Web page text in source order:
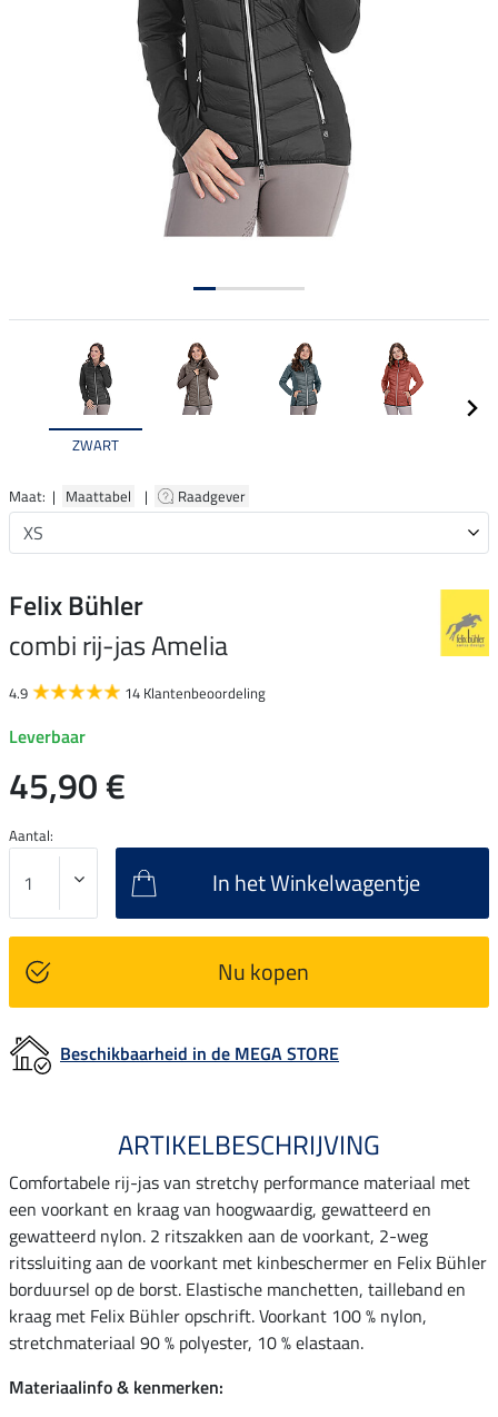
ZWART
Maat: | Maattabel | Raadgever
Felix Bühler
combi rij-jas Amelia
4.9 14 Klantenbeoordeling
Leverbaar
45,90 €
Aantal:
In het Winkelwagentje
Nu kopen
Beschikbaarheid in de MEGA STORE
ARTIKELBESCHRIJVING
Comfortabele rij-jas van stretchy performance materiaal met
een voorkant en kraag van hoogwaardig, gewatteerd en
gewatteerd nylon. 2 ritszakken aan de voorkant, 2-weg
ritssluiting aan de voorkant met kinbeschermer en Felix Bühler
borduursel op de borst. Elastische manchetten, tailleband en
kraag met Felix Bühler opschrift. Voorkant 100 % nylon,
stretchmateriaal 90 % polyester, 10 % elastaan.
Materiaalinfo & kenmerken: